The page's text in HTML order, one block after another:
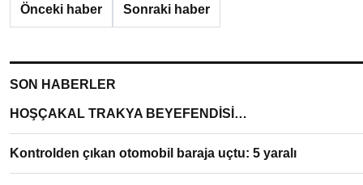
Önceki haber Sonraki haber
SON HABERLER
HOŞÇAKAL TRAKYA BEYEFENDİSİ…
Kontrolden çıkan otomobil baraja uçtu: 5 yaralı